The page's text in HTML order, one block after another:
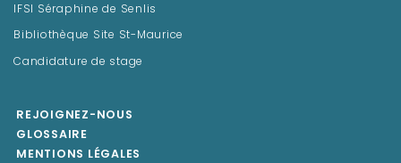
IFSI Séraphine de Senlis
Bibliothèque Site St-Maurice
Candidature de stage
REJOIGNEZ-NOUS
GLOSSAIRE
MENTIONS LÉGALES